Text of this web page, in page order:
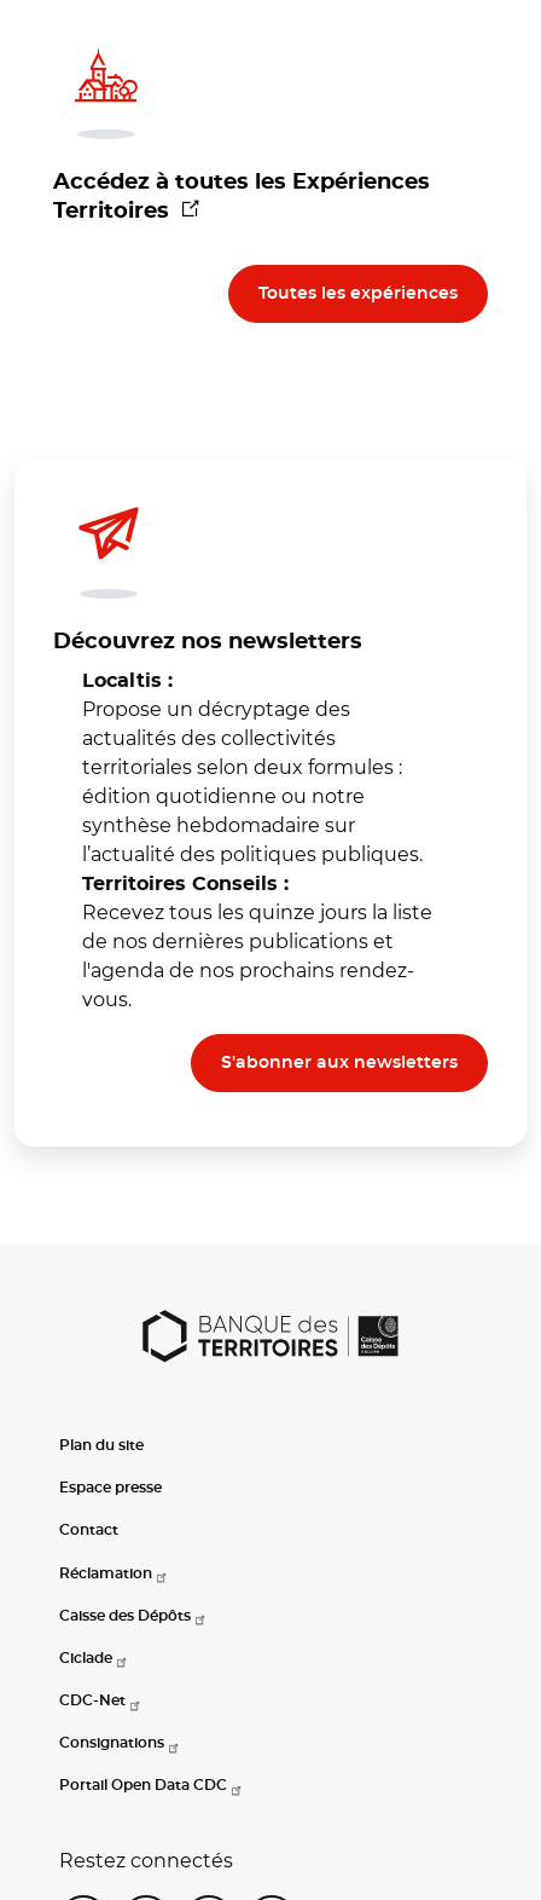
Accédez à toutes les Expériences
Territoires
(nouvelle fenêtre)
Toutes les expériences
Découvrez nos newsletters
Localtis :
Propose un décryptage des
actualités des collectivités
territoriales selon deux formules :
édition quotidienne ou notre
synthèse hebdomadaire sur
l’actualité des politiques publiques.
Territoires Conseils :
Recevez tous les quinze jours la liste
de nos dernières publications et
l'agenda de nos prochains rendez-
vous.
S'abonner aux newsletters
Plan du site
Espace presse
Contact
Réclamation
Caisse des Dépôts
Ciclade
CDC-Net
Consignations
Portail Open Data CDC
Restez connectés